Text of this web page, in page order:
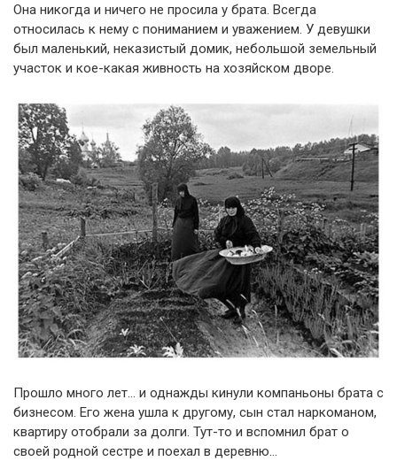
Она никогда и ничего не просила у брата. Всегда
относилась к нему с пониманием и уважением. У девушки
был маленький, неказистый домик, небольшой земельный
участок и кое-какая живность на хозяйском дворе.
Прошло много лет… и однажды кинули компаньоны брата с
бизнесом. Его жена ушла к другому, сын стал наркоманом,
квартиру отобрали за долги. Тут-то и вспомнил брат о
своей родной сестре и поехал в деревню…